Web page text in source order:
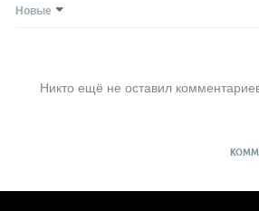
Новые
Никто ещё не оставил